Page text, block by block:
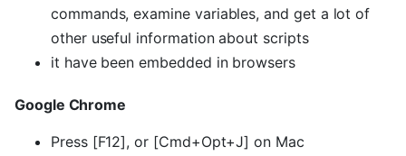
commands, examine variables, and get a lot of
other useful information about scripts
it have been embedded in browsers
Google Chrome
Press [F12], or [Cmd+Opt+J] on Mac